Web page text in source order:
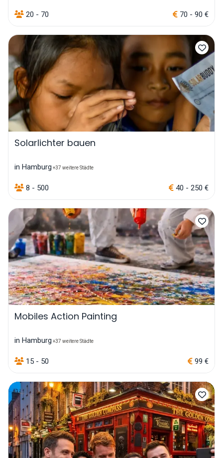
20 - 70 70 - 90 €
Solarlichter bauen
in Hamburg +37 weitere Städte
8 - 500 40 - 250 €
Mobiles Action Painting
in Hamburg +37 weitere Städte
15 - 50 99 €